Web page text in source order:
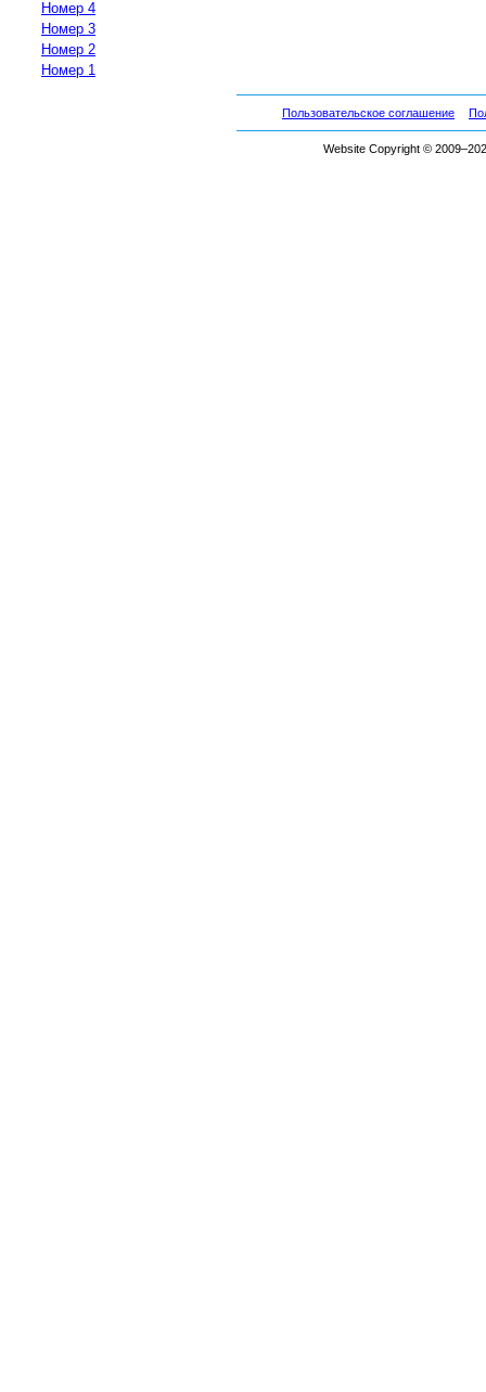
Номер 4
Номер 3
Номер 2
Номер 1
Пользовательское соглашение
Website Copyright ©